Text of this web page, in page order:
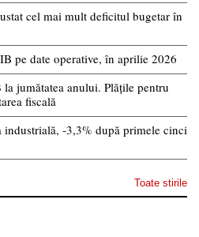
cel mai mult deficitul bugetar în
pe date operative, în aprilie 2026
jumătatea anului. Plățile pentru
fiscală
industrială, -3,3% după primele cinci
Toate stirile